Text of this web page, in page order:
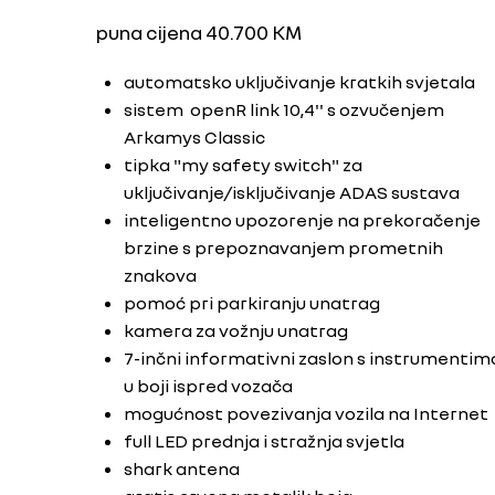
puna cijena 40.700 KM
automatsko uključivanje kratkih svjetala
sistem openR link 10,4'' s ozvučenjem
Arkamys Classic
tipka "my safety switch" za
uključivanje/isključivanje ADAS sustava
inteligentno upozorenje na prekoračenje
brzine s prepoznavanjem prometnih
znakova
pomoć pri parkiranju unatrag
kamera za vožnju unatrag
7-inčni informativni zaslon s
u boji ispred vozača
mogućnost povezivanja vozila na Internet
full LED prednja i stražnja svjetla
shark antena